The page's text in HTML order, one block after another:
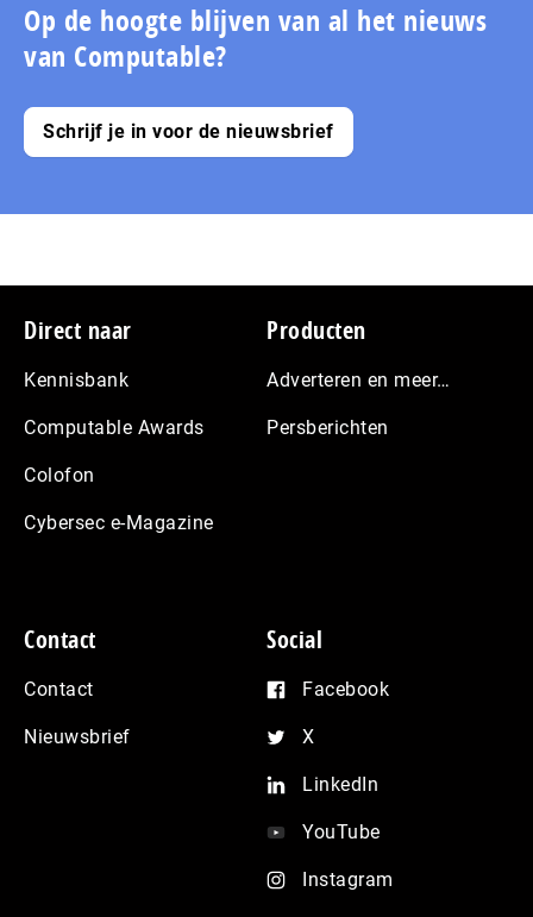
Op de hoogte blijven van al het nieuws
van Computable?
Schrijf je in voor de nieuwsbrief
Footer
Direct naar
Kennisbank
Computable Awards
Colofon
Cybersec e-Magazine
Producten
Adverteren en meer…
Persberichten
Contact
Contact
Nieuwsbrief
Social
Facebook
X
LinkedIn
YouTube
Instagram